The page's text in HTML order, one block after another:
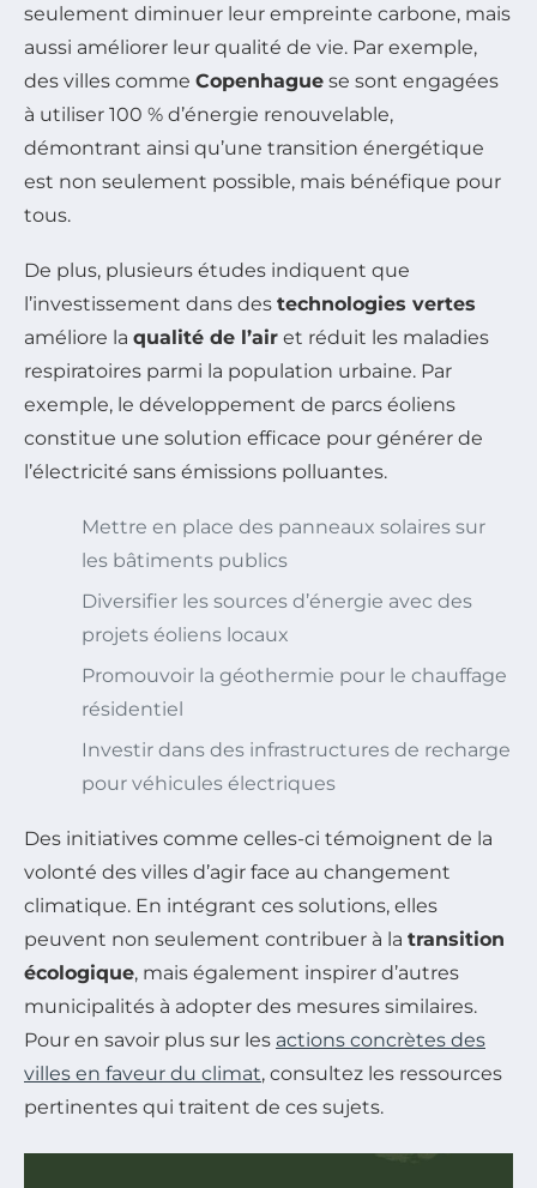
seulement diminuer leur empreinte carbone, mais
aussi améliorer leur qualité de vie. Par exemple,
des villes comme Copenhague se sont engagées
à utiliser 100 % d’énergie renouvelable,
démontrant ainsi qu’une transition énergétique
est non seulement possible, mais bénéfique pour
tous.
De plus, plusieurs études indiquent que
l’investissement dans des technologies vertes
améliore la qualité de l’air et réduit les maladies
respiratoires parmi la population urbaine. Par
exemple, le développement de parcs éoliens
constitue une solution efficace pour générer de
l’électricité sans émissions polluantes.
Mettre en place des panneaux solaires sur
les bâtiments publics
Diversifier les sources d’énergie avec des
projets éoliens locaux
Promouvoir la géothermie pour le chauffage
résidentiel
Investir dans des infrastructures de recharge
pour véhicules électriques
Des initiatives comme celles-ci témoignent de la
volonté des villes d’agir face au changement
climatique. En intégrant ces solutions, elles
peuvent non seulement contribuer à la transition
écologique, mais également inspirer d’autres
municipalités à adopter des mesures similaires.
Pour en savoir plus sur les actions concrètes des
villes en faveur du climat, consultez les ressources
pertinentes qui traitent de ces sujets.